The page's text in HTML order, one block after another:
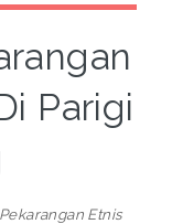
Parigi
Etnis